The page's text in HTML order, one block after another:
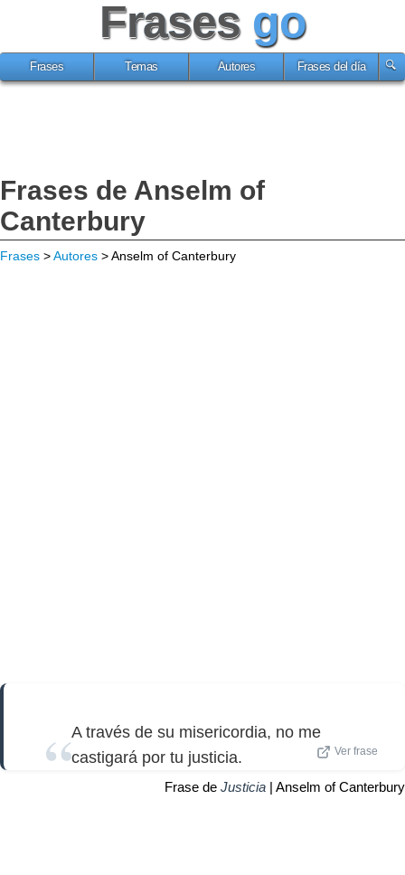
Frases go
Frases Temas Autores Frases del día
Frases de Anselm of
Canterbury
Frases >Autores > Anselm of Canterbury
A través de su misericordia, no me
castigará por tu justicia.
Ver frase
Frase de Justicia | Anselm of Canterbury